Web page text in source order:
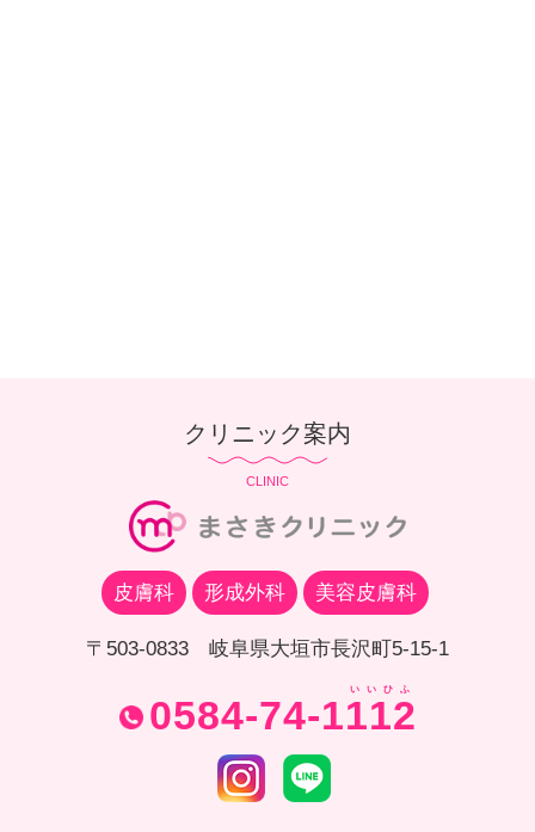
クリニック案内
CLINIC
皮膚科 形成外科 美容皮膚科
〒503-0833 岐阜県大垣市長沢町5-15-1
いいひふ
0584-74-1112